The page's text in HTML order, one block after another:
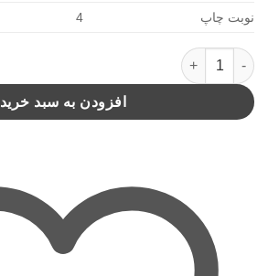
نوبت چاپ 4
با من بیش تر حرف بزن(میلکان) عدد
افزودن به سبد خرید